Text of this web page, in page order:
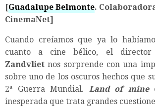
[Guadalupe Belmonte.
CinemaNet]
Cuando creíamos que ya lo
cuanto a cine bélico, el director
Zandvliet nos sorprende con una
sobre uno de los oscuros hechos que
2ª Guerra Mundial. Land of mine
inesperada que trata grandes